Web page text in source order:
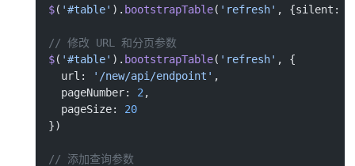
$( '#table' ). bootstrapTable( 'refresh' , {silent:
// 修改 URL 和分页参数
$( '#table' ). bootstrapTable( 'refresh' , {
  url:
'/new/api/endpoint' ,
  pageNumber:
2 ,
  pageSize:
20
})
// 添加查询参数